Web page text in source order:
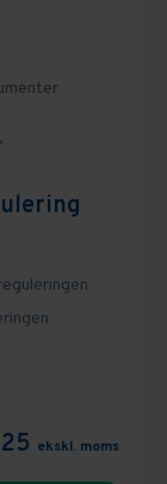
ekskl. moms